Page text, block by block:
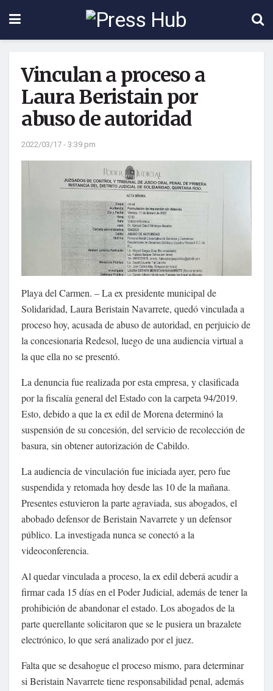
Vinculan a proceso a
Laura Beristain por
abuso de autoridad
2022/03/17 - 3:39 pm
Playa del Carmen. – La ex presidente municipal de
Solidaridad, Laura Beristain Navarrete, quedó vinculada a
proceso hoy, acusada de abuso de autoridad, en perjuicio de
la concesionaria Redesol, luego de una audiencia virtual a
la que ella no se presentó.
La denuncia fue realizada por esta empresa, y clasificada
por la fiscalía general del Estado con la carpeta 94/2019.
Esto, debido a que la ex edil de Morena determinó la
suspensión de su concesión, del servicio de recolección de
basura, sin obtener autorización de Cabildo.
La audiencia de vinculación fue iniciada ayer, pero fue
suspendida y retomada hoy desde las 10 de la mañana.
Presentes estuvieron la parte agraviada, sus abogados, el
abobado defensor de Beristain Navarrete y un defensor
público. La investigada nunca se conectó a la
videoconferencia.
Al quedar vinculada a proceso, la ex edil deberá acudir a
firmar cada 15 días en el Poder Judicial, además de tener la
prohibición de abandonar el estado. Los abogados de la
parte querellante solicitaron que se le pusiera un brazalete
electrónico, lo que será analizado por el juez.
Falta que se desahogue el proceso mismo, para determinar
si Beristain Navarrete tiene responsabilidad penal, además